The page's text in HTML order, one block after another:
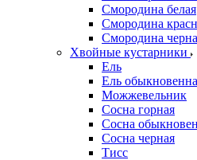
Смородина белая
Смородина
Смородина
Хвойные кустарники
Ель
Ель
Можжевельник
Сосна горная
Сосна
Сосна черная
Тисс